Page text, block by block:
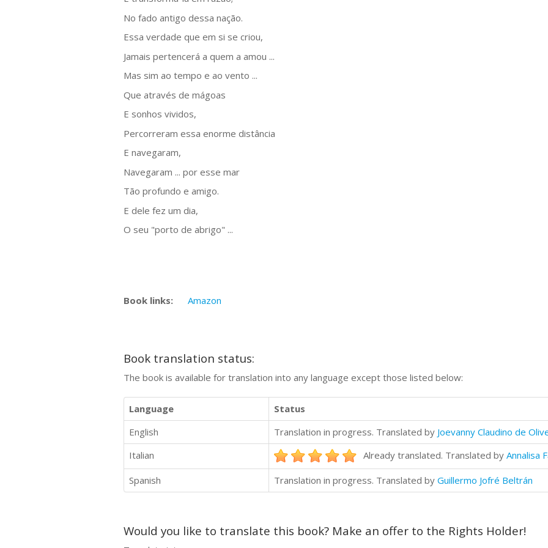
No fado antigo dessa nação.
Essa verdade que em si se criou,
Jamais pertencerá a quem a amou ...
Mas sim ao tempo e ao vento ...
Que através de mágoas
E sonhos vividos,
Percorreram essa enorme distância
E navegaram,
Navegaram ... por esse mar
Tão profundo e amigo.
E dele fez um dia,
O seu "porto de abrigo" ...
Book links: Amazon
Book translation status:
The book is available for translation into any language except those listed below:
Language
Status
English
Translation in progress. Translated by Joevanny Claudino de
Italian
Already translated. Translated by Annalisa
Spanish Translation in progress. Translated by Guillermo Jofré Beltrán
Would you like to translate this book? Make an offer to the Rights Holder!